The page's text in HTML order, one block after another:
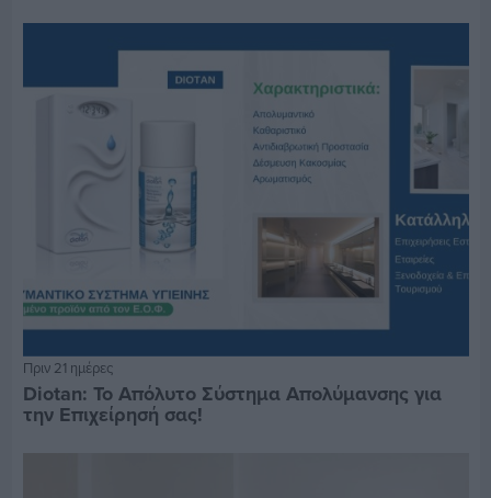
Πριν 21 ημέρες
Diotan: Το Απόλυτο Σύστημα Απολύμανσης για
την Επιχείρησή σας!